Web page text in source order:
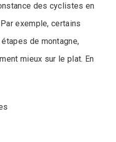
des cyclistes en
exemple, certains
de montagne,
mieux sur le plat. En